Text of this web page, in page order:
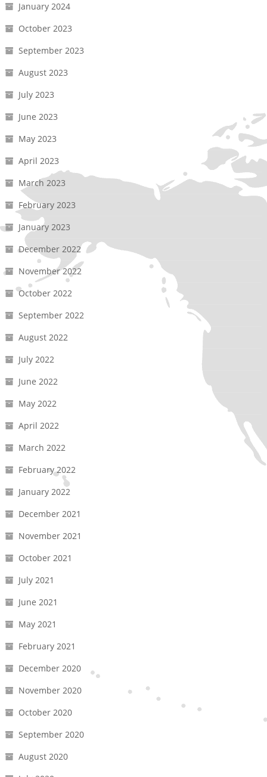
January 2024
October 2023
September 2023
August 2023
July 2023
June 2023
May 2023
April 2023
March 2023
February 2023
January 2023
December 2022
November 2022
October 2022
September 2022
August 2022
July 2022
June 2022
May 2022
April 2022
March 2022
February 2022
January 2022
December 2021
November 2021
October 2021
July 2021
June 2021
May 2021
February 2021
December 2020
November 2020
October 2020
September 2020
August 2020